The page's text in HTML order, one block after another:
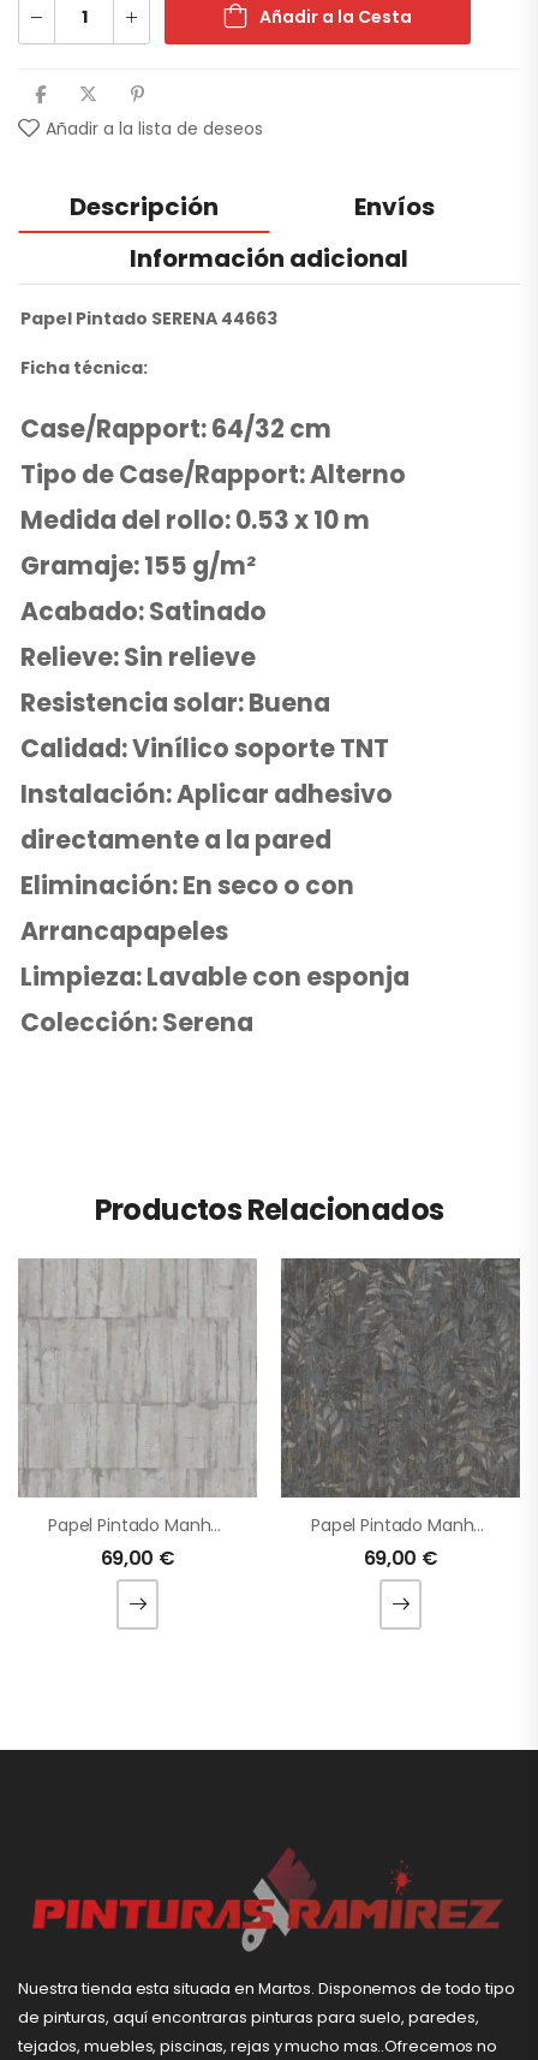
Añadir a la Cesta
Añadir a la lista de deseos
Descripción
Envíos
Información adicional
Papel Pintado SERENA 44663
Ficha técnica:
Case/Rapport: 64/32 cm
Tipo de Case/Rapport: Alterno
Medida del rollo: 0.53 x 10 m
Gramaje: 155 g/m²
Acabado: Satinado
Relieve: Sin relieve
Resistencia solar: Buena
Calidad: Vinílico soporte TNT
Instalación: Aplicar adhesivo
directamente a la pared
Eliminación: En seco o con
Arrancapapeles
Limpieza: Lavable con esponja
Colección: Serena
Productos Relacionados
Papel Pintado Manhattan
69,00 €
Papel Pintado Manhattan
69,00 €
Nuestra tienda esta situada en Martos. Disponemos de todo tipo
de pinturas, aquí encontraras pinturas para suelo, paredes,
tejados, muebles, piscinas, rejas y mucho mas..Ofrecemos no